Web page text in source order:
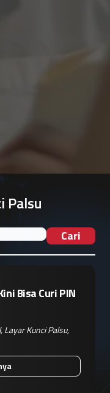
Palsu
Cari
Bisa Curi PIN
,Layar Kunci Palsu,